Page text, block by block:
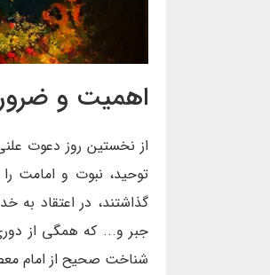
اهمیت و
از نخستین روز دعوت
توحید، نبوت و امامت
گذاشتند، در اعتقاد به
جبر و... که همگی از
شناخت صحیح از امام